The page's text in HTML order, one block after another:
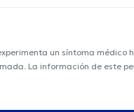
un síntoma
La información de este